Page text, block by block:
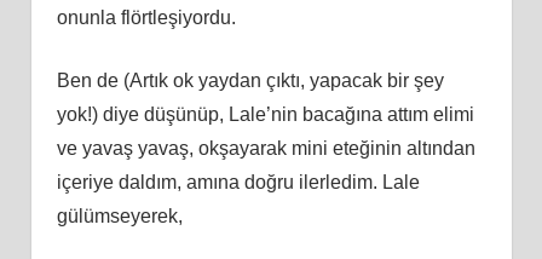
onunla flörtleşiyordu.
Ben de (Artık ok yaydan çıktı, yapacak bir şey
yok!) diye düşünüp, Lale’nin bacağına attım elimi
ve yavaş yavaş, okşayarak mini eteğinin altından
içeriye daldım, amına doğru ilerledim. Lale
gülümseyerek,